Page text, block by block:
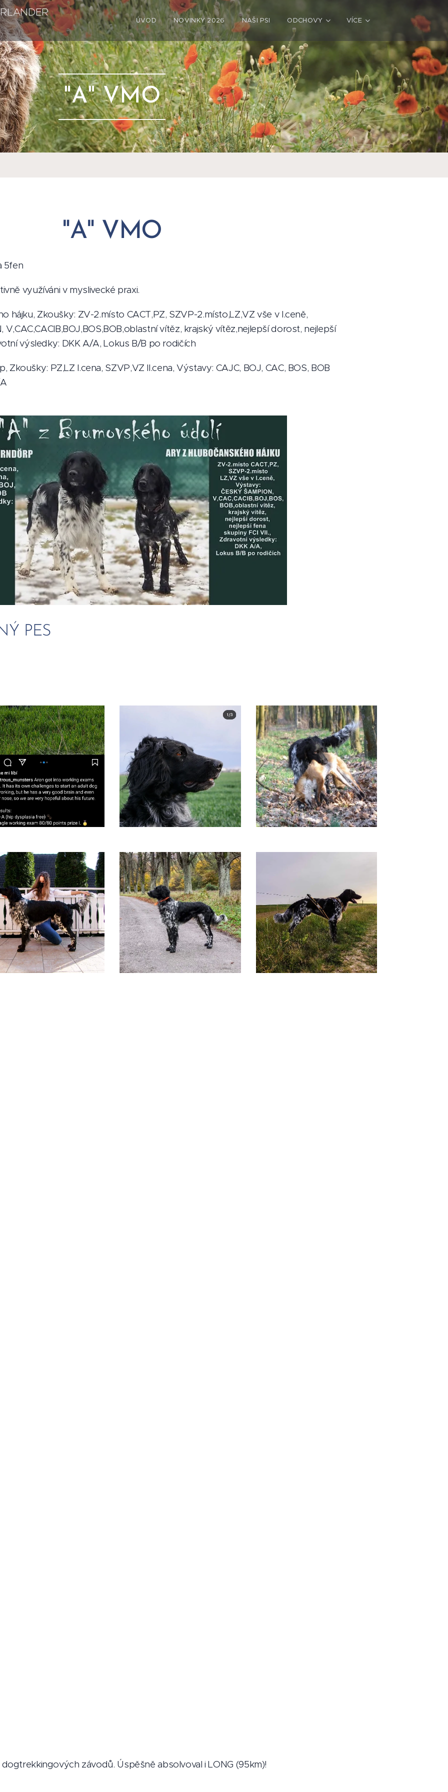
ÚVOD NOVINKY 2026 NAŠI PSI ODCHOVY VÍCE
"A" VMO
"A" VMO
5fen
využíváni v myslivecké praxi.
hájku, Zkoušky: ZV-2.místo CACT,PZ, SZVP-2.místo,LZ,VZ vše v I.ceně,
V,CAC,CACIB,BOJ,BOS,BOB,oblastní vítěz, krajský vítěz,nejlepší dorost, nejlepší
výsledky: DKK A/A, Lokus B/B po rodičích
PZ,LZ I.cena, SZVP,VZ II.cena, Výstavy: CAJC, BOJ, CAC, BOS, BOB
PES
závodů. Úspěšně absolvoval i LONG (95km)!